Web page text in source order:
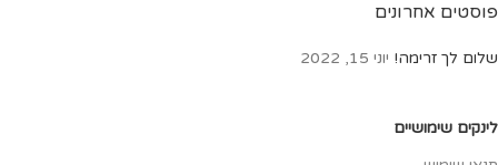
לינקים שימושיים
פוסטים אחרונים
שלום לך זרימה! יוני 15, 2022